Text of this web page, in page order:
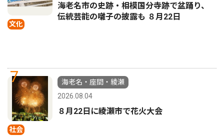
文化
海老名市の史跡・相模国分寺跡で盆踊り、
伝統芸能の囃子の披露も ８月22日
7
社会
海老名・座間・綾瀬
2026.08.04
８月22日に綾瀬市で花火大会